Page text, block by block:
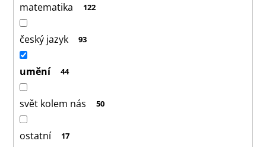
matematika 122
český jazyk 93
umění 44
svět kolem nás 50
ostatní 17